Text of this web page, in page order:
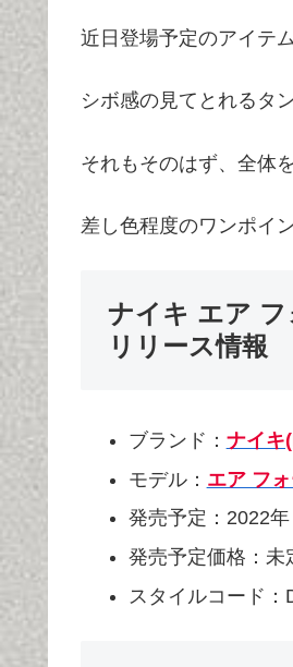
近日登場予定のアイテ
シボ感の見てとれるタ
それもそのはず、全体
差し色程度のワンポイ
ナイキ エア フ
リリース情報
ブランド： ナイキ
モデル： エア フ
発売予定：2022年
発売予定価格：未
スタイルコード：